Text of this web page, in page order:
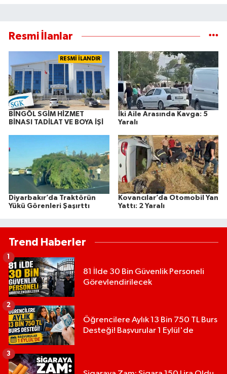
Resmi İlanlar
RESMİ İLANDIR
BİNGÖL SGİM HİZMET
BİNASI TADİLAT VE BOYA İŞİ
İki Aile Arasında Kavga: 5
Yaralı
Diyarbakır’da Traktörün
Yükü Görenleri Şaşırttı
Kovancılar’da Otomobil Yan
Yattı: 2 Yaralı
Trend Haberler
81 İlde 30 Bin Güvenlik Personeli
Görevlendirilecek
Öğrencilere Aylık 13 Bin 750 TL Burs
Desteği! Başvurular 1 Eylül'de
2
3